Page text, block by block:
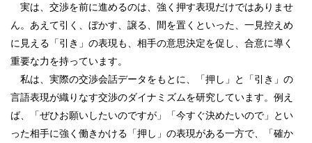
実は、交渉を前に進めるのは、強く押す表現だけではありませ
ん。あえて引く、ぼかす、譲る、間を置くといった、一見控えめ
に見える「引き」の表現も、相手の意思決定を促し、合意に導く
重要な力を持っています。
私は、実際の交渉会話データをもとに、「押し」と「引き」の
言語表現が織りなす交渉のダイナミズムを研究しています。例え
ば、「ぜひお願いしたいのですが」「今すぐ決めたいので」とい
った相手に強く働きかける「押し」の表現がある一方で、「確か